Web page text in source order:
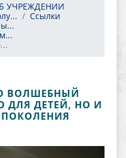
УЧРЕЖДЕНИИ
Ссылки
ВОЛШЕБНЫЙ
ДЛЯ ДЕТЕЙ, НО И